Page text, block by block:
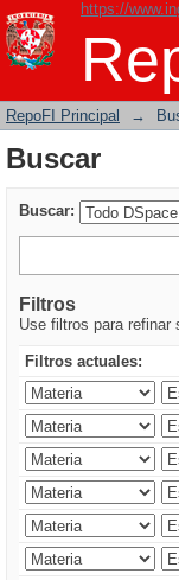
https://
Buscar
RepoFI Principal →
Buscar
Buscar:
Filtros
Use filtros para refinar
Filtros actuales: